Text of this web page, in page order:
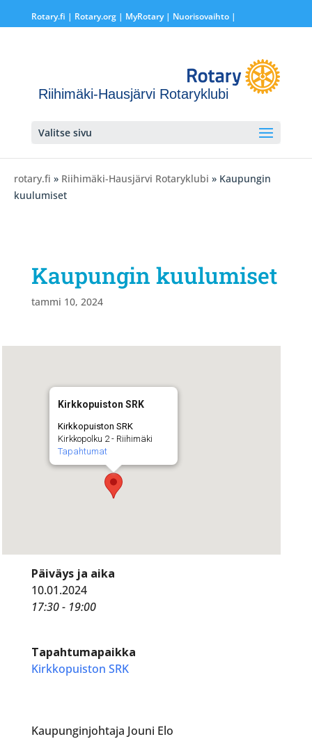
Rotary.fi | Rotary.org| MyRotary | Nuorisovaihto|
Riihimäki-Hausjärvi Rotaryklubi
Valitse sivu
rotary.fi » Riihimäki-Hausjärvi Rotaryklubi » Kaupungin
kuulumiset
Kaupungin kuulumiset
tammi 10, 2024
Kirkkopuiston SRK
Kirkkopuiston SRK
Kirkkopolku 2 - Riihimäki
Tapahtumat
Päiväys ja aika
10.01.2024
17:30 - 19:00
Tapahtumapaikka
Kirkkopuiston SRK
Kaupunginjohtaja Jouni Elo